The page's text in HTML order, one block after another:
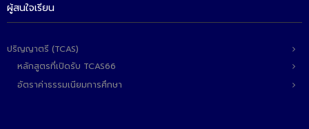
ติดต่อเรา
ผู้สนใจเรียน
ปริญญาตรี (TCAS)
หลักสูตรที่เปิดรับ TCAS66
อัตราค่าธรรมเนียมการศึกษา